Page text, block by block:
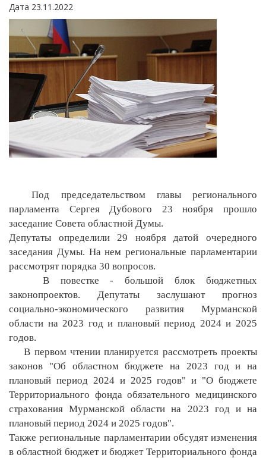
Дата 23.11.2022
Под председательством главы регионального
парламента Сергея Дубового 23 ноября прошло
заседание Совета областной Думы.
Депутаты определили 29 ноября датой очередного
заседания Думы. На нем региональные парламентарии
рассмотрят порядка 30 вопросов.
В повестке - большой блок бюджетных
законопроектов. Депутаты заслушают прогноз
социально-экономического развития Мурманской
области на 2023 год и плановый период 2024 и 2025
годов.
В первом чтении планируется рассмотреть проекты
законов "Об областном бюджете на 2023 год и на
плановый период 2024 и 2025 годов" и "О бюджете
Территориального фонда обязательного медицинского
страхования Мурманской области на 2023 год и на
плановый период 2024 и 2025 годов".
Также региональные парламентарии обсудят изменения
в областной бюджет и бюджет Территориального фонда